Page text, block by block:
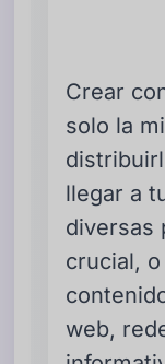
Crear
solo la
llegar a
diversas
crucial,
web,